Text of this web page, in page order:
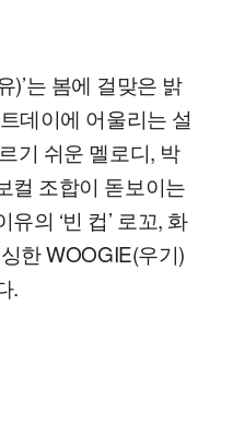
)’는 봄에 걸맞은 밝
데이에 어울리는 설
기 쉬운 멜로디, 박
컬 조합이 돋보이는
의 ‘빈 컵’ 로꼬, 화
한 WOOGIE(우기)
.